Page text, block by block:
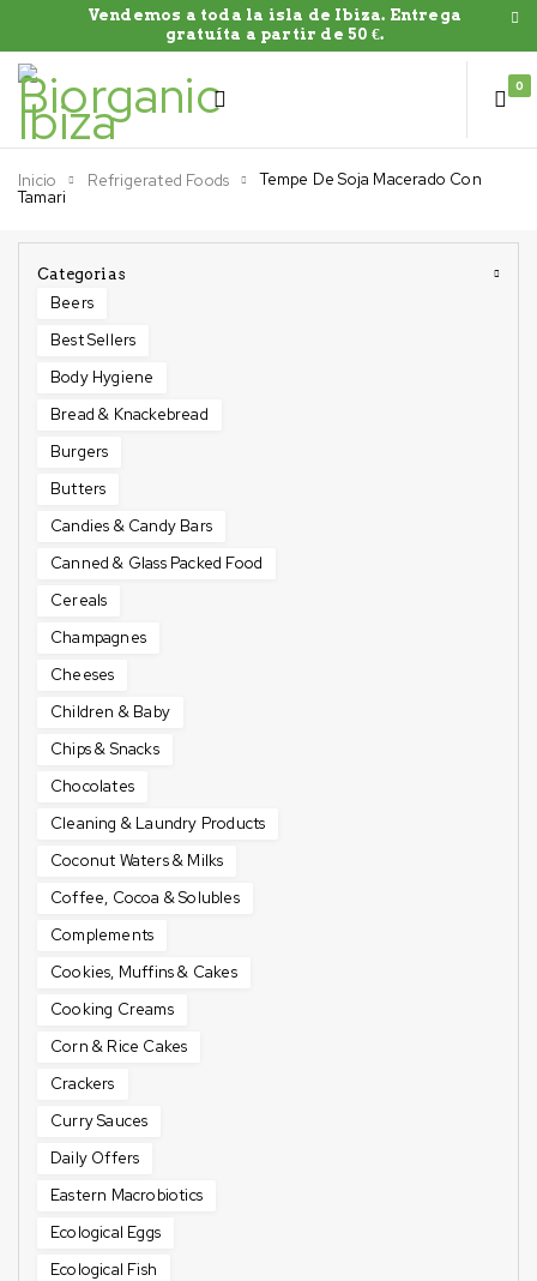
Vendemos a toda la isla de Ibiza. Entrega
gratuíta a partir de 50 €.
0
Inicio Refrigerated Foods
Tempe De Soja Macerado Con
Tamari
Categorias
Beers
Best Sellers
Body Hygiene
Bread & Knackebread
Burgers
Butters
Candies & Candy Bars
Canned & Glass Packed Food
Cereals
Champagnes
Cheeses
Children & Baby
Chips & Snacks
Chocolates
Cleaning & Laundry Products
Coconut Waters & Milks
Coffee, Cocoa & Solubles
Complements
Cookies, Muffins & Cakes
Cooking Creams
Corn & Rice Cakes
Crackers
Curry Sauces
Daily Offers
Eastern Macrobiotics
Ecological Eggs
Ecological Fish